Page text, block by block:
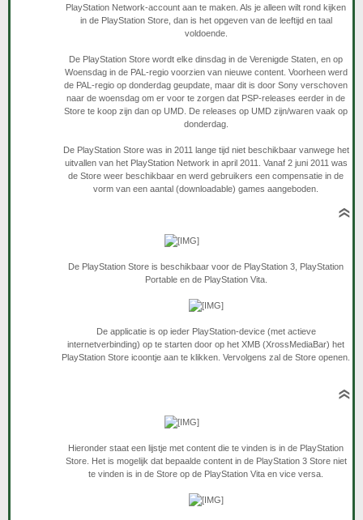
PlayStation Network-account aan te maken. Als je alleen wilt rond kijken
in de PlayStation Store, dan is het opgeven van de leeftijd en taal
voldoende.
De PlayStation Store wordt elke dinsdag in de Verenigde Staten, en op
Woensdag in de PAL-regio voorzien van nieuwe content. Voorheen werd
de PAL-regio op donderdag geupdate, maar dit is door Sony verschoven
naar de woensdag om er voor te zorgen dat PSP-releases eerder in de
Store te koop zijn dan op UMD. De releases op UMD zijn/waren vaak op
donderdag.
De PlayStation Store was in 2011 lange tijd niet beschikbaar vanwege het
uitvallen van het PlayStation Network in april 2011. Vanaf 2 juni 2011 was
de Store weer beschikbaar en werd gebruikers een compensatie in de
vorm van een aantal (downloadable) games aangeboden.
De PlayStation Store is beschikbaar voor de PlayStation 3, PlayStation
Portable en de PlayStation Vita.
De applicatie is op ieder PlayStation-device (met actieve
internetverbinding) op te starten door op het XMB (XrossMediaBar) het
PlayStation Store icoontje aan te klikken. Vervolgens zal de Store openen.​
Hieronder staat een lijstje met content die te vinden is in de PlayStation
Store. Het is mogelijk dat bepaalde content in de PlayStation 3 Store niet
te vinden is in de Store op de PlayStation Vita en vice versa.